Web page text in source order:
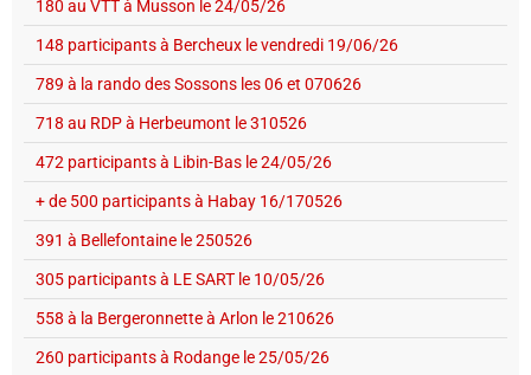
180 au VTT à Musson le 24/05/26
148 participants à Bercheux le vendredi 19/06/26
789 à la rando des Sossons les 06 et 070626
718 au RDP à Herbeumont le 310526
472 participants à Libin-Bas le 24/05/26
+ de 500 participants à Habay 16/170526
391 à Bellefontaine le 250526
305 participants à LE SART le 10/05/26
558 à la Bergeronnette à Arlon le 210626
260 participants à Rodange le 25/05/26